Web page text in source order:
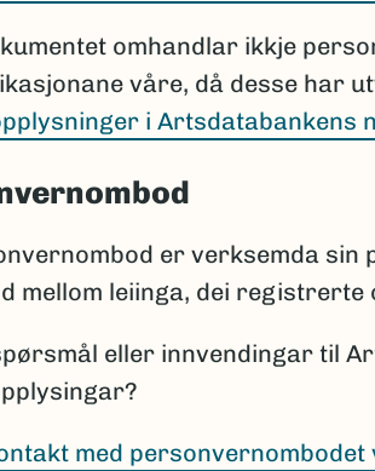
omhandlar ikkje
våre, då desse har
i Artsdatabankens
er verksemda sin
mellom leiinga, dei registrerte
eller innvendingar til
med personvernombodet